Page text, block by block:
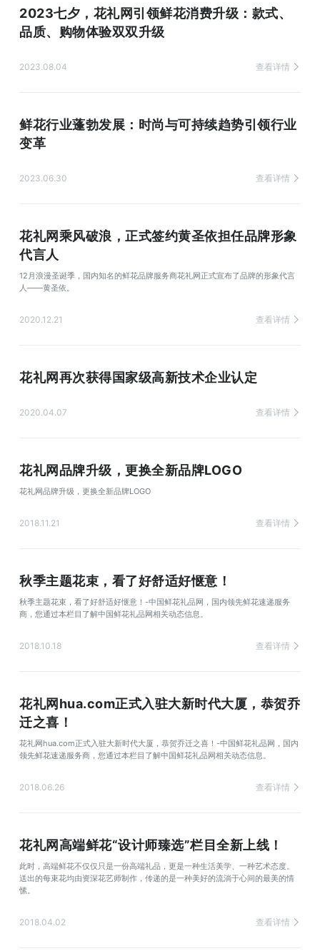
2023七夕，花礼网引领鲜花消费升级：款式、
品质、购物体验双双升级
2023.08.04 查看详情
鲜花行业蓬勃发展：时尚与可持续趋势引领行业
变革
2023.06.30 查看详情
花礼网乘风破浪，正式签约黄圣依担任品牌形象
代言人
12月浪漫圣诞季，国内知名的鲜花品牌服务商花礼网正式宣布了品牌的形象代言
人——黄圣依。
2020.12.21 查看详情
花礼网再次获得国家级高新技术企业认定
2020.04.07 查看详情
花礼网品牌升级，更换全新品牌LOGO
花礼网品牌升级，更换全新品牌LOGO
2018.11.21 查看详情
秋季主题花束，看了好舒适好惬意！
秋季主题花束，看了好舒适好惬意！-中国鲜花礼品网，国内领先鲜花速递服务
商，您通过本栏目了解中国鲜花礼品网相关动态信息。
2018.10.18 查看详情
花礼网hua.com正式入驻大新时代大厦，恭贺乔
迁之喜！
花礼网hua.com正式入驻大新时代大厦，恭贺乔迁之喜！-中国鲜花礼品网，国内
领先鲜花速递服务商，您通过本栏目了解中国鲜花礼品网相关动态信息。
2018.06.26 查看详情
花礼网高端鲜花“设计师臻选”栏目全新上线！
此时，高端鲜花不仅仅只是一份高端礼品，更是一种生活美学、一种艺术态度。
送出的每束花均由资深花艺师制作，传递的是一种美好的流淌于心间的最美的情
愫。
2018.04.02 查看详情